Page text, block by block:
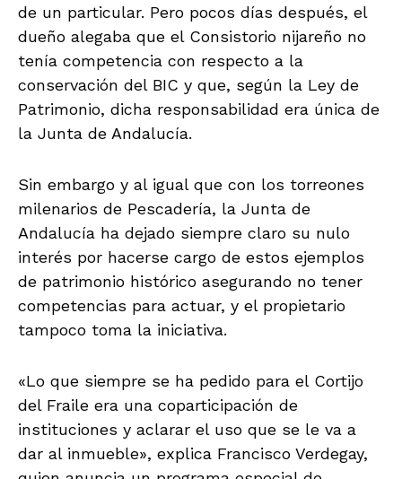
de un particular. Pero pocos días después, el
dueño alegaba que el Consistorio nijareño no
tenía competencia con respecto a la
conservación del BIC y que, según la Ley de
Patrimonio, dicha responsabilidad era única de
la Junta de Andalucía.
Sin embargo y al igual que con los torreones
milenarios de Pescadería, la Junta de
Andalucía ha dejado siempre claro su nulo
interés por hacerse cargo de estos ejemplos
de patrimonio histórico asegurando no tener
competencias para actuar, y el propietario
tampoco toma la iniciativa.
«Lo que siempre se ha pedido para el Cortijo
del Fraile era una coparticipación de
instituciones y aclarar el uso que se le va a
dar al inmueble», explica Francisco Verdegay,